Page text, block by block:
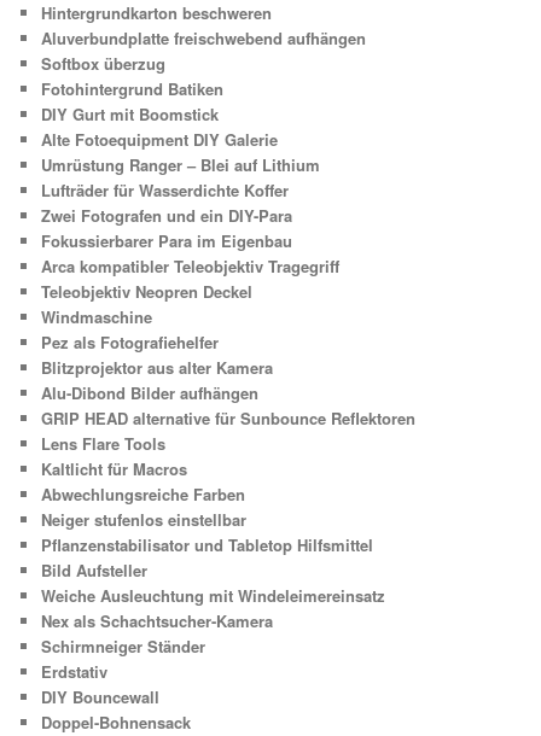
Hintergrundkarton beschweren
Aluverbundplatte freischwebend aufhängen
Softbox überzug
Fotohintergrund Batiken
DIY Gurt mit Boomstick
Alte Fotoequipment DIY Galerie
Umrüstung Ranger – Blei auf Lithium
Lufträder für Wasserdichte Koffer
Zwei Fotografen und ein DIY-Para
Fokussierbarer Para im Eigenbau
Arca kompatibler Teleobjektiv Tragegriff
Teleobjektiv Neopren Deckel
Windmaschine
Pez als Fotografiehelfer
Blitzprojektor aus alter Kamera
Alu-Dibond Bilder aufhängen
GRIP HEAD alternative für Sunbounce Reflektoren
Lens Flare Tools
Kaltlicht für Macros
Abwechlungsreiche Farben
Neiger stufenlos einstellbar
Pflanzenstabilisator und Tabletop Hilfsmittel
Bild Aufsteller
Weiche Ausleuchtung mit Windeleimereinsatz
Nex als Schachtsucher-Kamera
Schirmneiger Ständer
Erdstativ
DIY Bouncewall
Doppel-Bohnensack